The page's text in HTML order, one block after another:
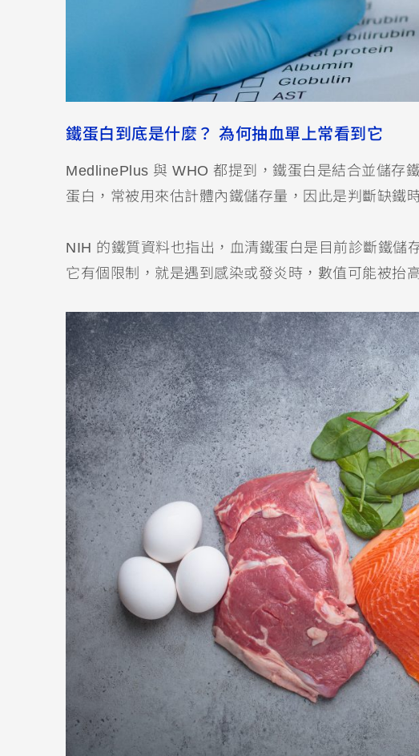
鐵蛋白到底是什麼？ 為何抽血單上常看到它
MedlinePlus 與 WHO 都提到，鐵蛋白是結合並儲存
蛋白，常被用來估計體內鐵儲存量，因此是判斷缺鐵
NIH 的鐵質資料也指出，血清鐵蛋白是目前診斷鐵儲
它有個限制，就是遇到感染或發炎時，數值可能被抬